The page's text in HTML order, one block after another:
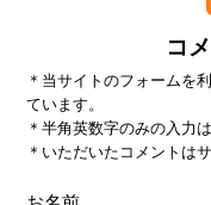
コ
＊当サイトのフォームを
ています。
＊半角英数字のみの入力
＊いただいたコメントは